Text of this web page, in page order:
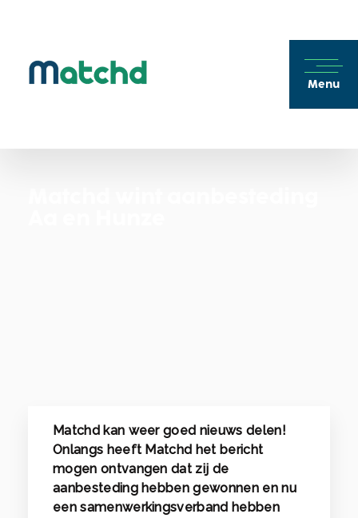
Menu
Matchd kan weer goed nieuws delen!
Onlangs heeft Matchd het bericht
mogen ontvangen dat zij de
aanbesteding hebben gewonnen en nu
een samenwerkingsverband hebben